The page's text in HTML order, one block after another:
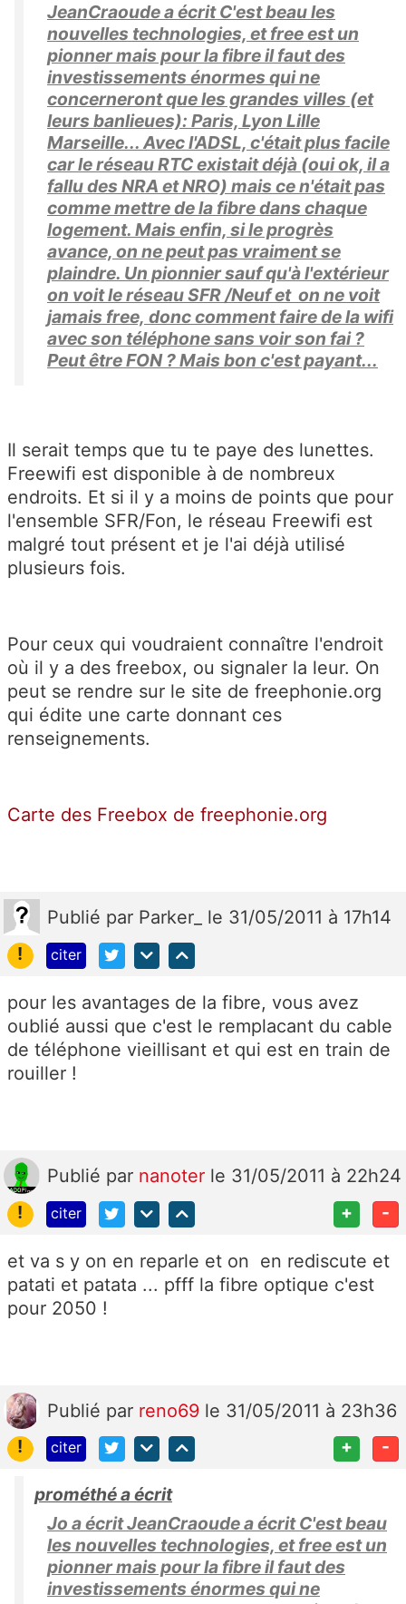
JeanCraoude a écrit C'est beau les
nouvelles technologies, et free est un
pionner mais pour la fibre il faut des
investissements énormes qui ne
concerneront que les grandes villes (et
leurs banlieues): Paris, Lyon Lille
Marseille... Avec l'ADSL, c'était plus facile
car le réseau RTC existait déjà (oui ok, il a
fallu des NRA et NRO) mais ce n'était pas
comme mettre de la fibre dans chaque
logement. Mais enfin, si le progrès
avance, on ne peut pas vraiment se
plaindre. Un pionnier sauf qu'à l'extérieur
on voit le réseau SFR /Neuf et on ne voit
jamais free, donc comment faire de la wifi
avec son téléphone sans voir son fai ?
Peut être FON ? Mais bon c'est payant...
Il serait temps que tu te paye des lunettes.
Freewifi est disponible à de nombreux
endroits. Et si il y a moins de points que pour
l'ensemble SFR/Fon, le réseau Freewifi est
malgré tout présent et je l'ai déjà utilisé
plusieurs fois.
Pour ceux qui voudraient connaître l'endroit
où il y a des freebox, ou signaler la leur. On
peut se rendre sur le site de freephonie.org
qui édite une carte donnant ces
renseignements.
Carte des Freebox de freephonie.org
Publié par Parker_ le 31/05/2011 à 17h14
!
citer
pour les avantages de la fibre, vous avez
oublié aussi que c'est le remplacant du cable
de téléphone vieillisant et qui est en train de
rouiller !
Publié par nanoter le 31/05/2011 à 22h24
!
citer + -
et va s y on en reparle et on en rediscute et
patati et patata ... pfff la fibre optique c'est
pour 2050 !
Publié par reno69 le 31/05/2011 à 23h36
!
citer + -
prométhé a écrit
Jo a écrit JeanCraoude a écrit C'est beau
les nouvelles technologies, et free est un
pionner mais pour la fibre il faut des
investissements énormes qui ne